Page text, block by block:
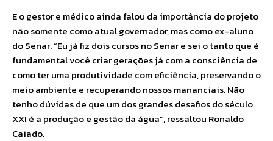
E o gestor e médico ainda falou da importância do projeto
não somente como atual governador, mas como ex-aluno
do Senar. “Eu já fiz dois cursos no Senar e sei o tanto que é
fundamental você criar gerações já com a consciência de
como ter uma produtividade com eficiência, preservando o
meio ambiente e recuperando nossos mananciais. Não
tenho dúvidas de que um dos grandes desafios do século
XXI é a produção e gestão da água”, ressaltou Ronaldo
Caiado.